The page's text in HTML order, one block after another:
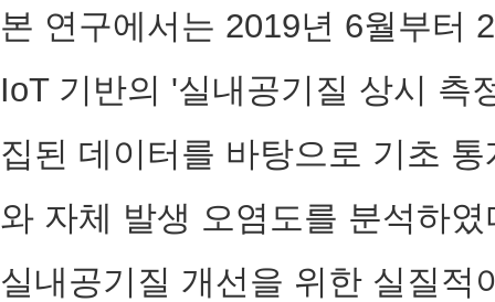
본 연구에서는 2019년 6월부터
IoT 기반의 '실내공기질 상시 측
집된 데이터를 바탕으로 기초
와 자체 발생 오염도를 분석하
실내공기질 개선을 위한 실질적